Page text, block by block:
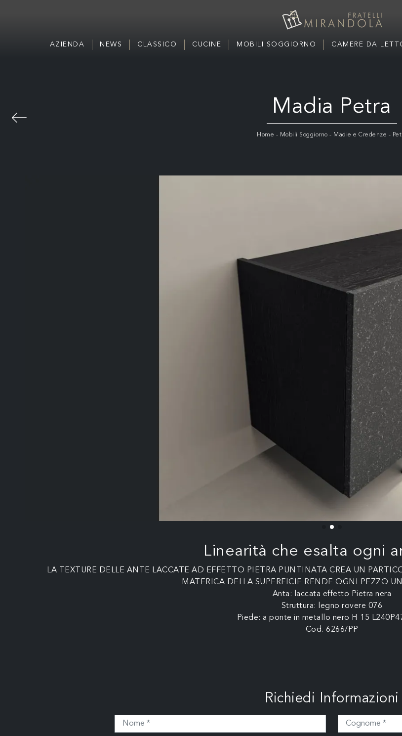
AZIENDA NEWS CLASSICO CUCINE MOBILI SOGGIORNO CAMERE DA
Madia Petra
Home - Mobili Soggiorno - Madie e Credenze -
Linearità che esalta ogni
LA TEXTURE DELLE ANTE LACCATE AD EFFETTO PIETRA PUNTINATA CREA UN
MATERICA DELLA SUPERFICIE RENDE OGNI PEZZO
Anta: laccata effetto Pietra nera
Struttura: legno rovere 076
Piede: a ponte in metallo nero H 15
Cod. 6266/PP
Richiedi Informazioni